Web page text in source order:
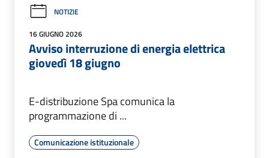
NOTIZIE
16 GIUGNO 2026
Avviso interruzione di energia elettrica
giovedì 18 giugno
E-distribuzione Spa comunica la
programmazione di ...
Comunicazione istituzionale